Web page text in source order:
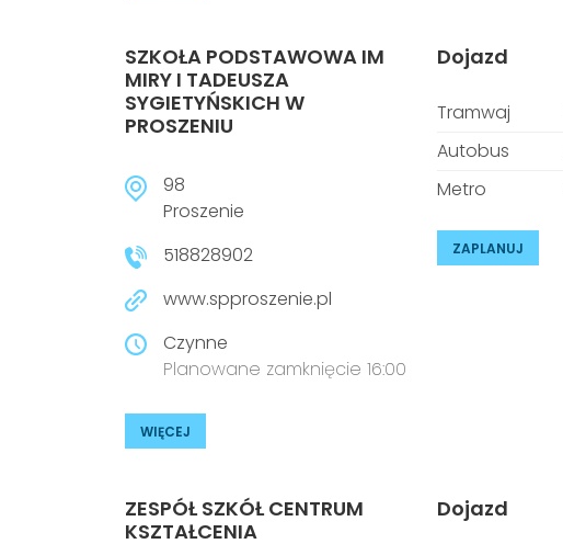
SZKOŁA PODSTAWOWA IM
MIRY I TADEUSZA
SYGIETYŃSKICH W
PROSZENIU
98
Proszenie
518828902
www.spproszenie.pl
Czynne
Planowane zamknięcie 16:00
WIĘCEJ
Dojazd
Tramwaj
Autobus
Metro
ZAPLANUJ
ZESPÓŁ SZKÓŁ CENTRUM
KSZTAŁCENIA
Dojazd